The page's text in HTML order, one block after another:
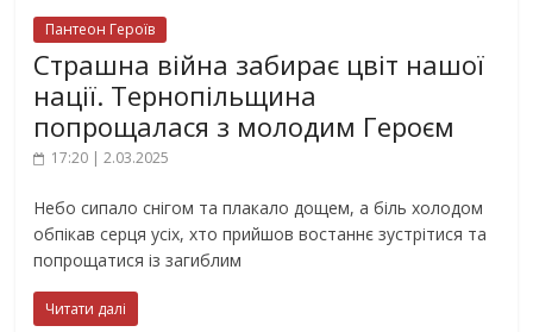
Пантеон Героїв
Страшна війна забирає цвіт нашої
нації. Тернопільщина
попрощалася з молодим Героєм
17:20 | 2.03.2025
Небо сипало снігом та плакало дощем, а біль холодом
обпікав серця усіх, хто прийшов востаннє зустрітися та
попрощатися із загиблим
Читати далі